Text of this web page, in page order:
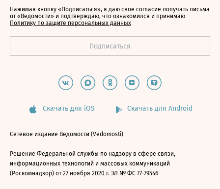
Нажимая кнопку «Подписаться», я даю свое согласие получать письма
от «Ведомости» и подтверждаю, что ознакомился и принимаю
Политику по защите персональных данных
Скачать для iOS Скачать для Android
Сетевое издание Ведомости (Vedomosti)
Решение Федеральной службы по надзору в сфере связи,
информационных технологий и массовых коммуникаций
(Роскомнадзор) от 27 ноября 2020 г. ЭЛ № ФС 77-79546